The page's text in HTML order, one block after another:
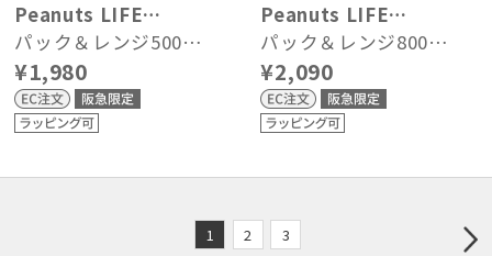
Peanuts LIFE…
パック＆レンジ500…
¥1,980
Peanuts LIFE…
パック＆レンジ800…
¥2,090
1 2 3